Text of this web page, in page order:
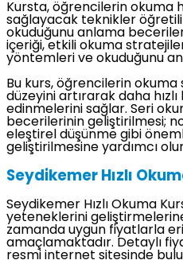
Kursta, öğrencilerin okuma
sağlayacak teknikler
okuduğunu anlama
içeriği, etkili okuma
yöntemleri ve okuduğunu
Bu kurs, öğrencilerin okuma
düzeyini artırarak daha
edinmelerini sağlar. Seri
becerilerinin geliştirilmesi;
eleştirel düşünme gibi
geliştirilmesine yardımcı
Seydikemer Hızlı
Seydikemer Hızlı Okuma
yeteneklerini
zamanda uygun fiyatlarla
amaçlamaktadır. Detaylı
resmi internet sitesinde